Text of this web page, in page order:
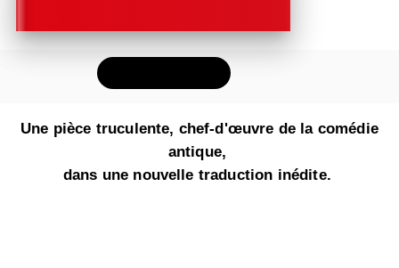
Une pièce truculente, chef-d'œuvre de la comédie
antique,
dans une nouvelle traduction inédite.